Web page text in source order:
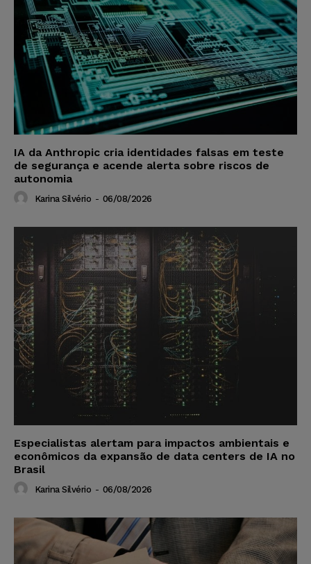
IA da Anthropic cria identidades falsas em teste
de segurança e acende alerta sobre riscos de
autonomia
Karina Silvério - 06/08/2026
Especialistas alertam para impactos ambientais e
econômicos da expansão de data centers de IA no
Brasil
Karina Silvério - 06/08/2026